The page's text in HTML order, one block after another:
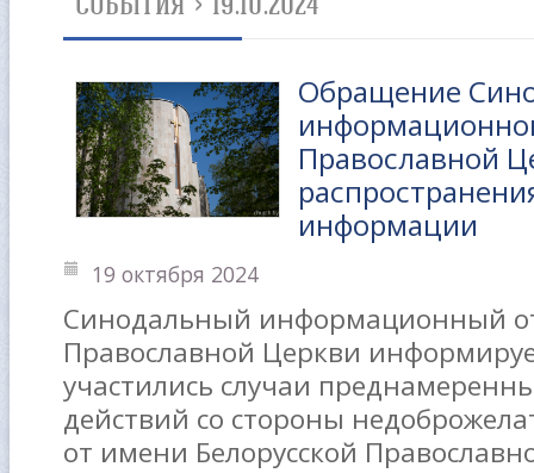
Обращение
Православной
информации
19 октября 2024
Синодальный информационный
Православной Церкви
участились случаи
действий со стороны
от имени Белорусской